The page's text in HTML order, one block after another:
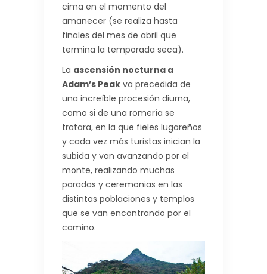
cima en el momento del
amanecer (se realiza hasta
finales del mes de abril que
termina la temporada seca).
La ascensión nocturna a
Adam’s Peak va precedida de
una increíble procesión diurna,
como si de una romería se
tratara, en la que fieles lugareños
y cada vez más turistas inician la
subida y van avanzando por el
monte, realizando muchas
paradas y ceremonias en las
distintas poblaciones y templos
que se van encontrando por el
camino.